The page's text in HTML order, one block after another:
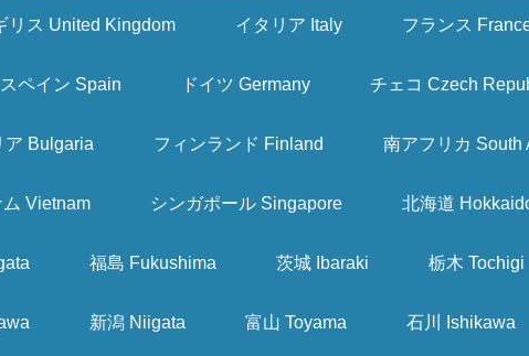
リス United Kingdom イタリア Italy フランス
スペイン Spain ドイツ Germany チェコ Czech
ア Bulgaria フィンランド Finland 南アフリカ South
Vietnam シンガポール Singapore 北海道
福島 Fukushima 茨城 Ibaraki 栃木 Tochigi
新潟 Niigata 富山 Toyama 石川 Ishikawa